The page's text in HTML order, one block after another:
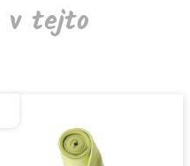
v tejto